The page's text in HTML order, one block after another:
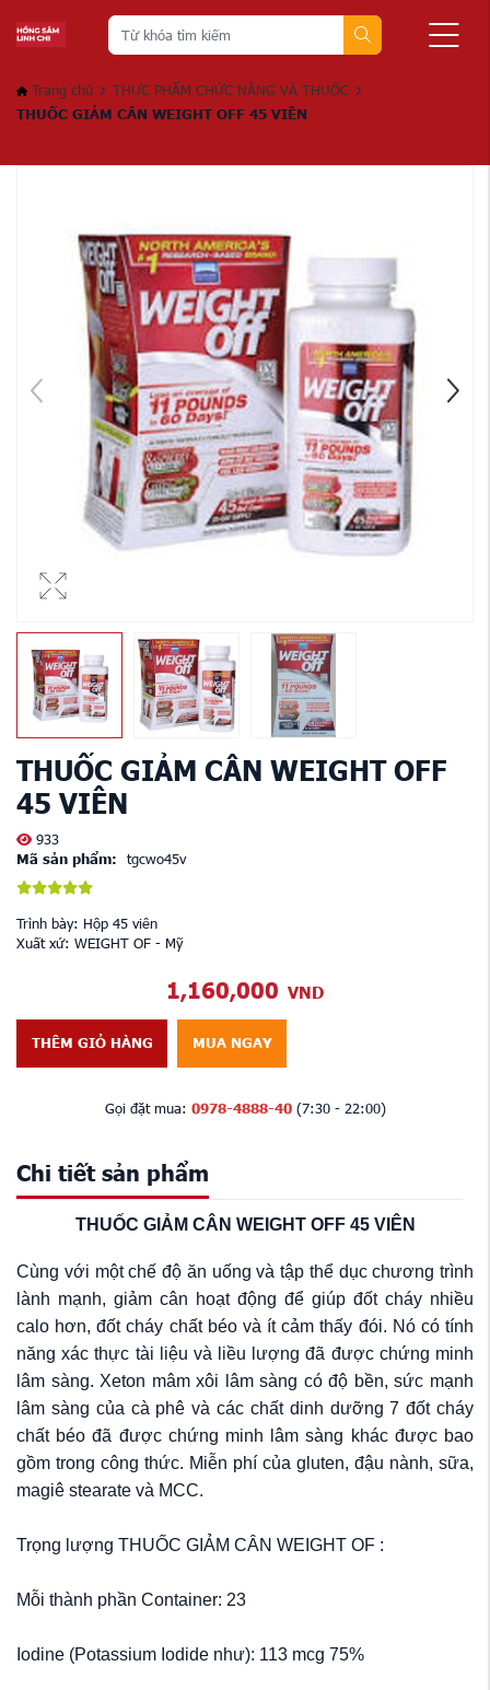
Trang chủ
THỰC PHẨM CHỨC NĂNG VÀ THUỐC
THUỐC GIẢM CÂN WEIGHT OFF 45 VIÊN
THUỐC GIẢM CÂN WEIGHT OFF
45 VIÊN
933
Mã sản phẩm:
tgcwo45v
Trình bày: Hộp 45 viên
Xuất xứ: WEIGHT OF - Mỹ
1,160,000 VND
THÊM GIỎ HÀNG MUA NGAY
Gọi đặt mua: 0978-4888-40(7:30 - 22:00)
Chi tiết sản phẩm
THUỐC GIẢM CÂN WEIGHT OFF 45 VIÊN
Cùng với một chế độ ăn uống và tập thể dục chương trình
lành mạnh, giảm cân hoạt động để giúp đốt cháy nhiều
calo hơn, đốt cháy chất béo và ít cảm thấy đói. Nó có tính
năng xác thực tài liệu và liều lượng đã được chứng minh
lâm sàng. Xeton mâm xôi lâm sàng có độ bền, sức mạnh
lâm sàng của cà phê và các chất dinh dưỡng 7 đốt cháy
chất béo đã được chứng minh lâm sàng khác được bao
gồm trong công thức. Miễn phí của gluten, đậu nành, sữa,
magiê stearate và MCC.
Trọng lượng THUỐC GIẢM CÂN WEIGHT OF :
Mỗi thành phần Container: 23
Iodine (Potassium Iodide như): 113 mcg 75%